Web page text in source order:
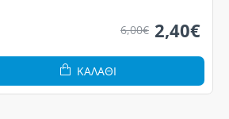
2,40€
6,00€
ΚΑΛΆΘΙ